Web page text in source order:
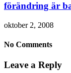
förändring är
oktober 2, 2008
No Comments
Leave a Reply